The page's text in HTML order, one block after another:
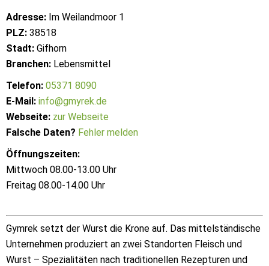
Adresse: Im Weilandmoor 1
PLZ: 38518
Stadt: Gifhorn
Branchen: Lebensmittel
Telefon: 05371 8090
E-Mail: info@gmyrek.de
Webseite: zur Webseite
Falsche Daten? Fehler melden
Öffnungszeiten:
Mittwoch 08.00-13.00 Uhr
Freitag 08.00-14.00 Uhr
Gymrek setzt der Wurst die Krone auf. Das mittelständische
Unternehmen produziert an zwei Standorten Fleisch und
Wurst – Spezialitäten nach traditionellen Rezepturen und